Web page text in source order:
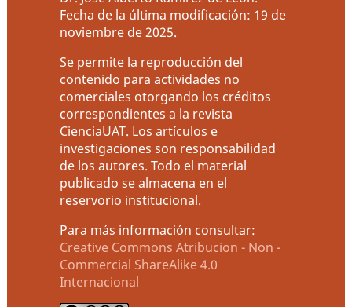
Fecha de la última modificación: 19 de
noviembre de 2025.
Se permite la reproducción del
contenido para actividades no
comerciales otorgando los créditos
correspondientes a la revista
CienciaUAT. Los artículos e
investigaciones son responsabilidad
de los autores. Todo el material
publicado se almacena en el
reservorio institucional.
Para más información consultar:
Creative Commons Atribucion - Non -
Commercial ShareAlike 4.0
Internacional